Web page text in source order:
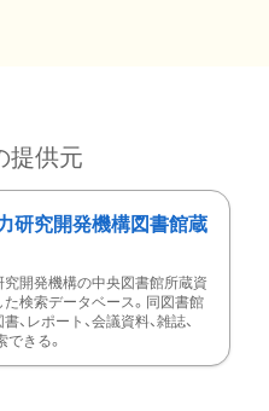
提供元
研究開発機構図書館蔵
究開発機構の中央図書館所蔵資
検索データベース。同図書館
、レポート、会議資料、雑誌、
きる。